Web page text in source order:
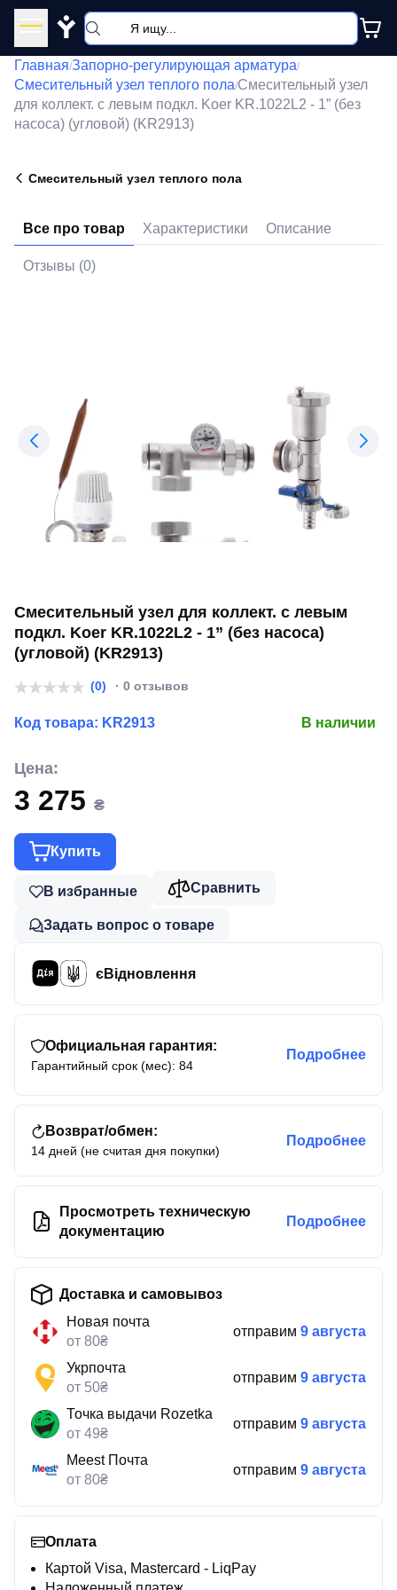
Y
Главная/Запорно-регулирующая арматура/
Смесительный узел теплого пола/Смесительный узел
для коллект. с левым подкл. Koer KR.1022L2 - 1” (без
насоса) (угловой) (KR2913)
Смесительный узел теплого пола
Все про товар Характеристики Описание
Отзывы (0)
Смесительный узел для коллект. с левым
подкл. Koer KR.1022L2 - 1” (без насоса)
(угловой) (KR2913)
(0) · 0 отзывов
Код товара: KR2913 В наличии
Цена:
3 275 ₴
Купить
В избранные Сравнить
Задать вопрос о товаре
єВідновлення
Официальная гарантия:
Гарантийный срок (мес): 84
Подробнее
Возврат/обмен:
14 дней (не считая дня покупки)
Подробнее
Просмотреть техническую
документацию
Подробнее
Доставка и самовывоз
Новая почта
от 80₴
отправим 9 августа
Укрпочта
от 50₴
отправим 9 августа
Точка выдачи Rozetka
от 49₴
отправим 9 августа
Meest Почта
от 80₴
отправим 9 августа
Оплата
Картой Visa, Mastercard - LiqPay